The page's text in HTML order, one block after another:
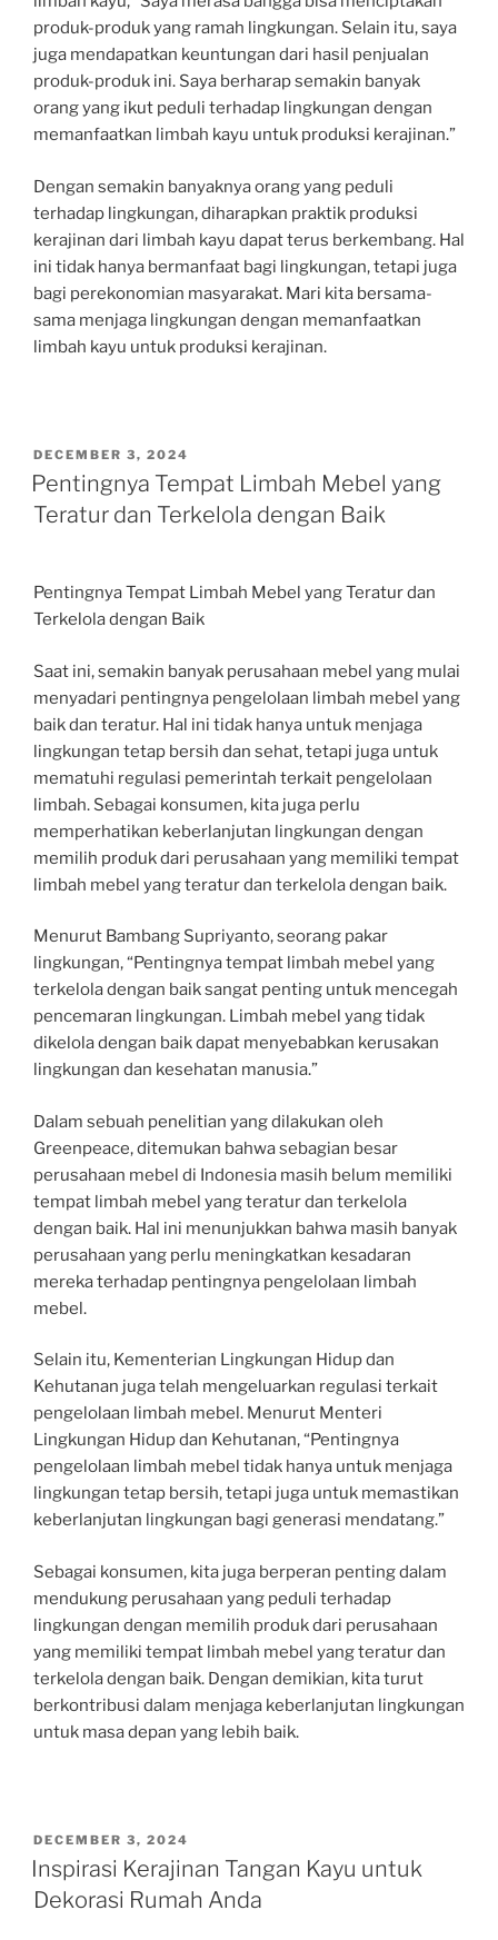
produk-produk yang ramah lingkungan. Selain itu, saya
juga mendapatkan keuntungan dari hasil penjualan
produk-produk ini. Saya berharap semakin banyak
orang yang ikut peduli terhadap lingkungan dengan
memanfaatkan limbah kayu untuk produksi kerajinan.”
Dengan semakin banyaknya orang yang peduli
terhadap lingkungan, diharapkan praktik produksi
kerajinan dari limbah kayu dapat terus berkembang. Hal
ini tidak hanya bermanfaat bagi lingkungan, tetapi juga
bagi perekonomian masyarakat. Mari kita bersama-
sama menjaga lingkungan dengan memanfaatkan
limbah kayu untuk produksi kerajinan.
POSTED
ON
DECEMBER 3, 2024
Pentingnya Tempat Limbah Mebel yang
Teratur dan Terkelola dengan Baik
Pentingnya Tempat Limbah Mebel yang Teratur dan
Terkelola dengan Baik
Saat ini, semakin banyak perusahaan mebel yang mulai
menyadari pentingnya pengelolaan limbah mebel yang
baik dan teratur. Hal ini tidak hanya untuk menjaga
lingkungan tetap bersih dan sehat, tetapi juga untuk
mematuhi regulasi pemerintah terkait pengelolaan
limbah. Sebagai konsumen, kita juga perlu
memperhatikan keberlanjutan lingkungan dengan
memilih produk dari perusahaan yang memiliki tempat
limbah mebel yang teratur dan terkelola dengan baik.
Menurut Bambang Supriyanto, seorang pakar
lingkungan, “Pentingnya tempat limbah mebel yang
terkelola dengan baik sangat penting untuk mencegah
pencemaran lingkungan. Limbah mebel yang tidak
dikelola dengan baik dapat menyebabkan kerusakan
lingkungan dan kesehatan manusia.”
Dalam sebuah penelitian yang dilakukan oleh
Greenpeace, ditemukan bahwa sebagian besar
perusahaan mebel di Indonesia masih belum memiliki
tempat limbah mebel yang teratur dan terkelola
dengan baik. Hal ini menunjukkan bahwa masih banyak
perusahaan yang perlu meningkatkan kesadaran
mereka terhadap pentingnya pengelolaan limbah
mebel.
Selain itu, Kementerian Lingkungan Hidup dan
Kehutanan juga telah mengeluarkan regulasi terkait
pengelolaan limbah mebel. Menurut Menteri
Lingkungan Hidup dan Kehutanan, “Pentingnya
pengelolaan limbah mebel tidak hanya untuk menjaga
lingkungan tetap bersih, tetapi juga untuk memastikan
keberlanjutan lingkungan bagi generasi mendatang.”
Sebagai konsumen, kita juga berperan penting dalam
mendukung perusahaan yang peduli terhadap
lingkungan dengan memilih produk dari perusahaan
yang memiliki tempat limbah mebel yang teratur dan
terkelola dengan baik. Dengan demikian, kita turut
berkontribusi dalam menjaga keberlanjutan lingkungan
untuk masa depan yang lebih baik.
POSTED
ON
DECEMBER 3, 2024
Inspirasi Kerajinan Tangan Kayu untuk
Dekorasi Rumah Anda